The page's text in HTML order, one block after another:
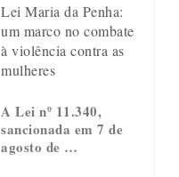
Lei Maria da Penha:
um marco no combate
à violência contra as
mulheres
A Lei nº 11.340,
sancionada em 7 de
agosto de …